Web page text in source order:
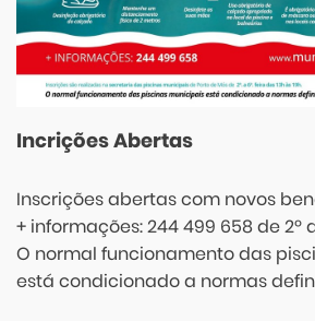
Incrições Abertas
Inscrições abertas com novos
+ informações: 244 499 658 de 2º
O normal funcionamento das
está condicionado a normas